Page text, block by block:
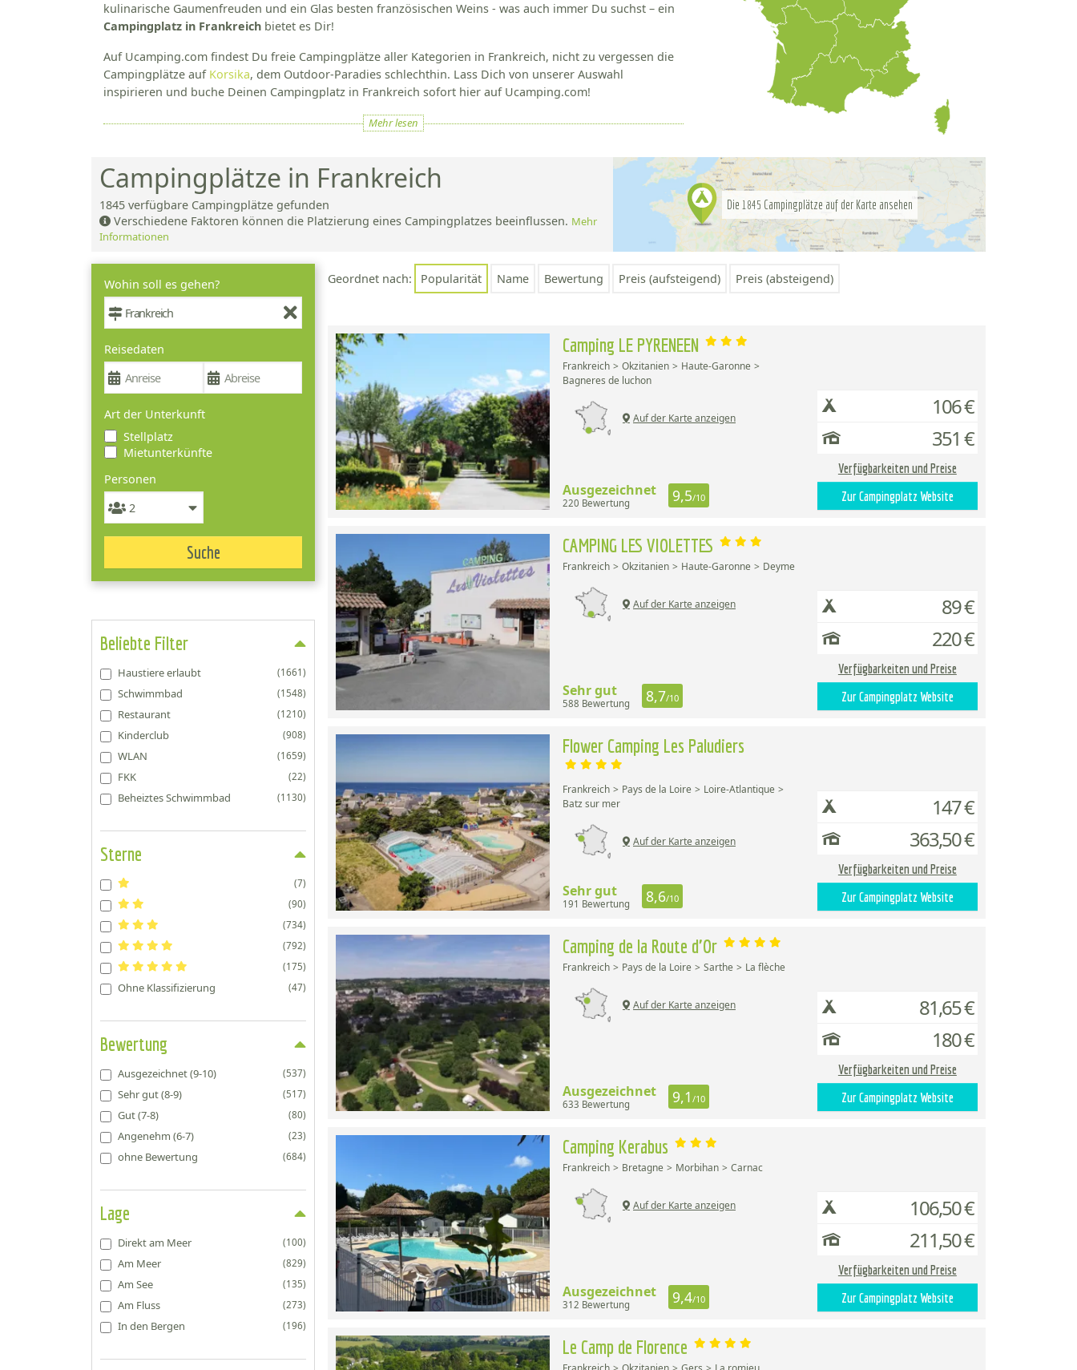
kulinarische Gaumenfreuden und ein Glas besten französischen Weins - was auch immer Du suchst – ein
Campingplatz in Frankreich bietet es Dir!
Auf Ucamping.com findest Du freie Campingplätze aller Kategorien in Frankreich, nicht zu vergessen die
Campingplätze auf Korsika, dem Outdoor-Paradies schlechthin. Lass Dich von unserer Auswahl
inspirieren und buche Deinen Campingplatz in Frankreich sofort hier auf Ucamping.com!
Mehr lesen
Campingplätze in Frankreich
1845 verfügbare Campingplätze gefunden
Verschiedene Faktoren können die Platzierung eines Campingplatzes beeinflussen. Mehr
Informationen
Die 1845 Campingplätze auf der Karte ansehen
Wohin soll es gehen?
Reisedaten
Art der Unterkunft
Stellplatz
Mietunterkünfte
Personen
Suche
Beliebte Filter
Haustiere erlaubt (1661)
Schwimmbad (1548)
Restaurant (1210)
Kinderclub (908)
WLAN (1659)
FKK (22)
Beheiztes Schwimmbad (1130)
Sterne
(7)
(90)
(734)
(792)
(175)
Ohne Klassifizierung (47)
Bewertung
Ausgezeichnet (9-10) (537)
Sehr gut (8-9) (517)
Gut (7-8) (80)
Angenehm (6-7) (23)
ohne Bewertung (684)
Lage
Direkt am Meer (100)
Am Meer (829)
Am See (135)
Am Fluss (273)
In den Bergen (196)
Geordnet nach: Popularität Name Bewertung Preis (aufsteigend) Preis (absteigend)
Camping LE PYRENEEN
Frankreich Okzitanien
Haute-Garonne
Bagneres de luchon
Auf der Karte anzeigen
Ausgezeichnet
220 Bewertung 9,5/10
106 €
351 €
Verfügbarkeiten und Preise
Zur Campingplatz Website
CAMPING LES VIOLETTES
Frankreich Okzitanien Haute-Garonne Deyme
Auf der Karte anzeigen
Sehr gut
588 Bewertung 8,7/10
89 €
220 €
Verfügbarkeiten und Preise
Zur Campingplatz Website
Flower Camping Les Paludiers
Frankreich Pays de la Loire
Loire-Atlantique
Batz sur mer
Auf der Karte anzeigen
Sehr gut
191 Bewertung 8,6/10
147 €
363,50 €
Verfügbarkeiten und Preise
Zur Campingplatz Website
Camping de la Route d'Or
Frankreich Pays de la Loire Sarthe La flèche
Auf der Karte anzeigen
Ausgezeichnet
633 Bewertung 9,1 /10
81,65 €
180 €
Verfügbarkeiten und Preise
Zur Campingplatz Website
Camping Kerabus
Frankreich Bretagne Morbihan Carnac
Auf der Karte anzeigen
Ausgezeichnet
312 Bewertung 9,4/10
106,50 €
211,50 €
Verfügbarkeiten und Preise
Zur Campingplatz Website
Le Camp de Florence